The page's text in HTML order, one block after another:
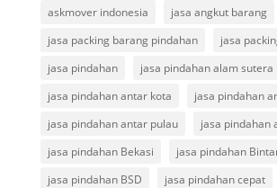
askmover indonesia
jasa angkut barang
jasa packing barang pindahan
jasa
jasa pindahan
jasa pindahan alam sutera
jasa pindahan antar kota
jasa pindahan
jasa pindahan antar pulau
jasa pindahan
jasa pindahan Bekasi
jasa pindahan
jasa pindahan BSD
jasa pindahan cepat